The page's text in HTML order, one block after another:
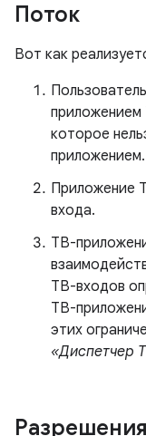
Поток
Вот как
которое
приложением.
Приложение
входа.
ТВ-
ТВ-входов
ТВ-
этих
«Диспетчер
Разрешения